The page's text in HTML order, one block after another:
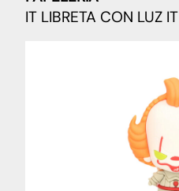
IT LIBRETA CON LUZ IT